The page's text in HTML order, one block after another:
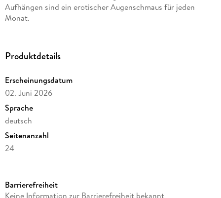
Aufhängen sind ein erotischer Augenschmaus für jeden
Monat.
Produktdetails
Erscheinungsdatum
02. Juni 2026
Sprache
deutsch
Seitenanzahl
24
Herausgegeben von
Barrierefreiheit
Keine Information zur Barrierefreiheit bekannt